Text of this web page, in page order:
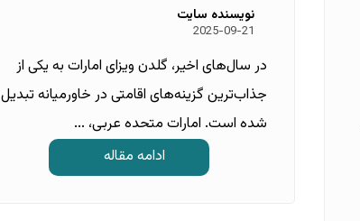
نویسنده سایت
2025-09-21
در سال‌های اخیر، گلدن ویزای امارات به یکی از
جذاب‌ترین گزینه‌های اقامتی در خاورمیانه تبدیل
شده است. امارات متحده عربی، ...
ادامه مقاله